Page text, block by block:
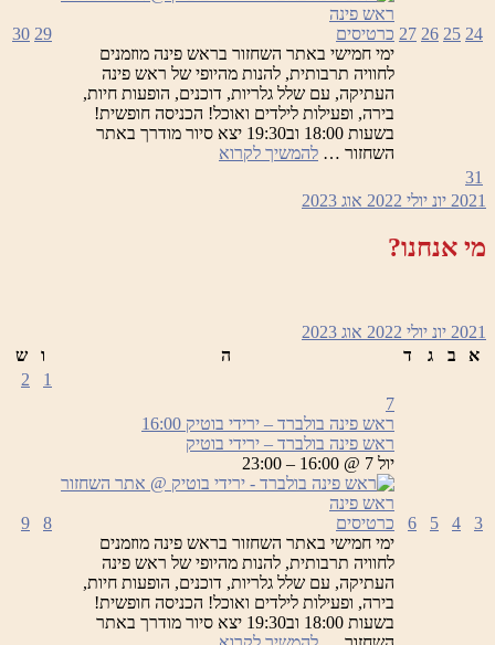
24
25
26
27 כרטיסים
ימי חמישי באתר השחזור בראש פינה מוזמנים
לחוויה תרבותית, להנות מהיופי של ראש פינה
העתיקה, עם שלל גלריות, דוכנים, הופעות חיות,
בירה, ופעילות לילדים ואוכל! הכניסה חופשית!
בשעות 18:00 וב19:30 יצא סיור מודרך באתר
השחזור … להמשיך לקרוא
29
30
31
2021 יונ יולי 2022 אוג 2023
מי אנחנו?
2021 יונ יולי 2022 אוג 2023
א
ב ג ד ה ו
ש
1
2
3
4
5
6
7
ראש פינה בולברד – ירידי בוטיק 16:00
ראש פינה בולברד – ירידי בוטיק
יול 7 @ 16:00 – 23:00
כרטיסים
ימי חמישי באתר השחזור בראש פינה מוזמנים
לחוויה תרבותית, להנות מהיופי של ראש פינה
העתיקה, עם שלל גלריות, דוכנים, הופעות חיות,
בירה, ופעילות לילדים ואוכל! הכניסה חופשית!
בשעות 18:00 וב19:30 יצא סיור מודרך באתר
8
9